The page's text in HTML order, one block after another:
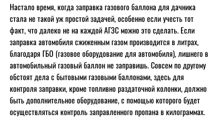
Настало время, когда заправка газового баллона для дачника
стала не такой уж простой задачей, особенно если учесть тот
факт, что далеко не на каждой АГЗС можно это сделать. Если
заправка автомобиля сжиженным газом производится в литрах,
благодаря ГБО (газовое оборудование для автомобиля), лишнего в
автомобильный газовый баллон не заправишь. Совсем по другому
обстоят дела с бытовыми газовыми баллонами, здесь для
контроля заправки, кроме топливно раздаточной колонки, должно
быть дополнительное оборудование, с помощью которого будет
осуществляться контроль заправленного пропана в килограммах.